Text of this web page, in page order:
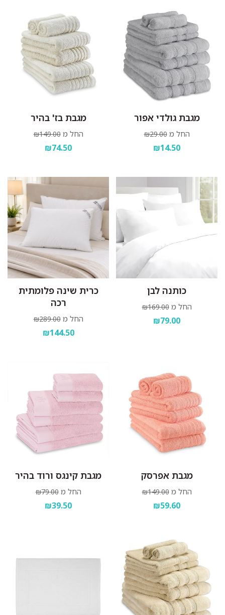
מגבת גולדי אפור
החל מ ₪29.00
₪14.50
מגבת בז' בהיר
החל מ ₪149.00
₪74.50
כותנה לבן
החל מ ₪169.00
₪79.00
כרית שינה פלומתית
רכה
החל מ ₪289.00
₪144.50
מגבת אפרסק
החל מ ₪149.00
₪59.60
מגבת קינגס ורוד בהיר
החל מ ₪79.00
₪39.50